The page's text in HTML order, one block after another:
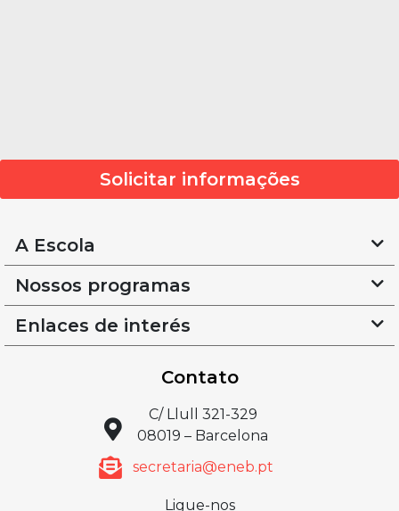
Solicitar informações
A Escola
Nossos programas
Enlaces de interés
Contato
C/ Llull 321-329
08019 – Barcelona
secretaria@eneb.pt
Ligue-nos